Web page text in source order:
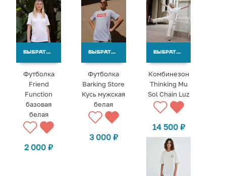
ВЫБРАТЬ ВАРИАНТЫ
Футболка
Friend
Function
базовая
белая
2 000₽
ВЫБРАТЬ ВАРИАНТЫ
Футболка
Barking Store
Кусь мужская
белая
3 000 ₽
ВЫБРАТЬ ВАРИАНТЫ
Комбинезон
Thinking Mu
Sol Chain Luz
14 500 ₽